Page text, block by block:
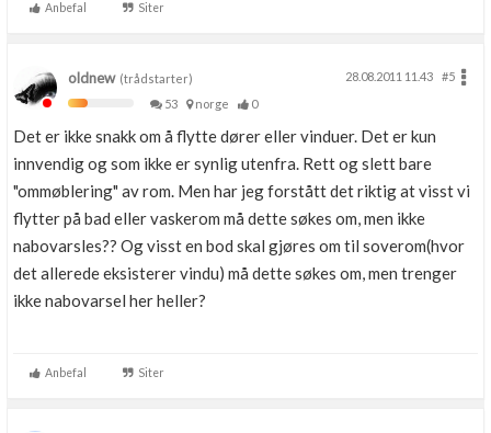
Anbefal Siter
oldnew(trådstarter) 28.08.2011 11.43
#5
53
norge 0
Det er ikke snakk om å flytte dører eller vinduer. Det er kun
innvendig og som ikke er synlig utenfra. Rett og slett bare
"ommøblering" av rom. Men har jeg forstått det riktig at visst vi
flytter på bad eller vaskerom må dette søkes om, men ikke
nabovarsles?? Og visst en bod skal gjøres om til soverom(hvor
det allerede eksisterer vindu) må dette søkes om, men trenger
ikke nabovarsel her heller?
Anbefal Siter